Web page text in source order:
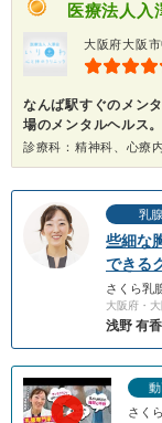
医療法人入
大阪府大阪
なんば駅すぐのメン
場のメンタルヘルス
診療科：精神科、心療
乳
些細な
できる
さくら乳
大阪府・
浅野 有香
さく